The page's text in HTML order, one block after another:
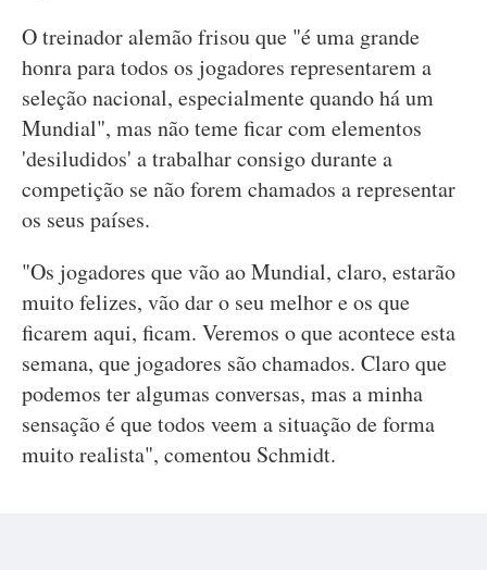
O treinador alemão frisou que "é uma grande
honra para todos os jogadores representarem a
seleção nacional, especialmente quando há um
Mundial", mas não teme ficar com elementos
'desiludidos' a trabalhar consigo durante a
competição se não forem chamados a representar
os seus países.
"Os jogadores que vão ao Mundial, claro, estarão
muito felizes, vão dar o seu melhor e os que
ficarem aqui, ficam. Veremos o que acontece esta
semana, que jogadores são chamados. Claro que
podemos ter algumas conversas, mas a minha
sensação é que todos veem a situação de forma
muito realista", comentou Schmidt.